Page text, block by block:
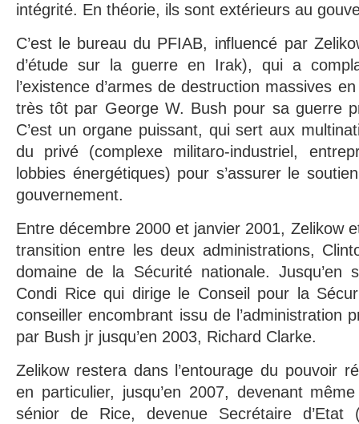
intégrité. En théorie, ils sont extérieurs au
C’est le bureau du PFIAB, influencé par
d’étude sur la guerre en Irak), qui a
l’existence d’armes de destruction massives
très tôt par George W. Bush pour sa guerre
C’est un organe puissant, qui sert aux
du privé (complexe militaro-industriel,
lobbies énergétiques) pour s’assurer le
gouvernement.
Entre décembre 2000 et janvier 2001, Zelikow
transition entre les deux administrations,
domaine de la Sécurité nationale. Jusqu’en
Condi Rice qui dirige le Conseil pour la
conseiller encombrant issu de l’administration
par Bush jr jusqu’en 2003, Richard Clarke.
Zelikow restera dans l’entourage du pouvoir
en particulier, jusqu’en 2007, devenant
sénior de Rice, devenue Secrétaire d’Etat